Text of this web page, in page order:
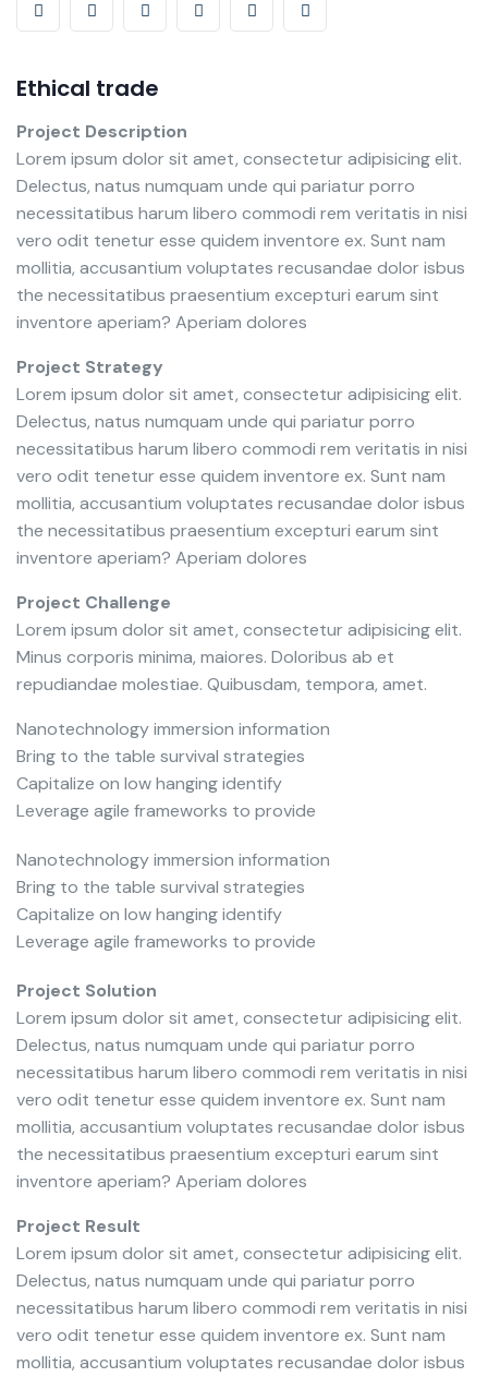
Ethical trade
Project Description
Lorem ipsum dolor sit amet, consectetur adipisicing elit.
Delectus, natus numquam unde qui pariatur porro
necessitatibus harum libero commodi rem veritatis in nisi
vero odit tenetur esse quidem inventore ex. Sunt nam
mollitia, accusantium voluptates recusandae dolor isbus
the necessitatibus praesentium excepturi earum sint
inventore aperiam? Aperiam dolores
Project Strategy
Lorem ipsum dolor sit amet, consectetur adipisicing elit.
Delectus, natus numquam unde qui pariatur porro
necessitatibus harum libero commodi rem veritatis in nisi
vero odit tenetur esse quidem inventore ex. Sunt nam
mollitia, accusantium voluptates recusandae dolor isbus
the necessitatibus praesentium excepturi earum sint
inventore aperiam? Aperiam dolores
Project Challenge
Lorem ipsum dolor sit amet, consectetur adipisicing elit.
Minus corporis minima, maiores. Doloribus ab et
repudiandae molestiae. Quibusdam, tempora, amet.
Nanotechnology immersion information
Bring to the table survival strategies
Capitalize on low hanging identify
Leverage agile frameworks to provide
Nanotechnology immersion information
Bring to the table survival strategies
Capitalize on low hanging identify
Leverage agile frameworks to provide
Project Solution
Lorem ipsum dolor sit amet, consectetur adipisicing elit.
Delectus, natus numquam unde qui pariatur porro
necessitatibus harum libero commodi rem veritatis in nisi
vero odit tenetur esse quidem inventore ex. Sunt nam
mollitia, accusantium voluptates recusandae dolor isbus
the necessitatibus praesentium excepturi earum sint
inventore aperiam? Aperiam dolores
Project Result
Lorem ipsum dolor sit amet, consectetur adipisicing elit.
Delectus, natus numquam unde qui pariatur porro
necessitatibus harum libero commodi rem veritatis in nisi
vero odit tenetur esse quidem inventore ex. Sunt nam
mollitia, accusantium voluptates recusandae dolor isbus